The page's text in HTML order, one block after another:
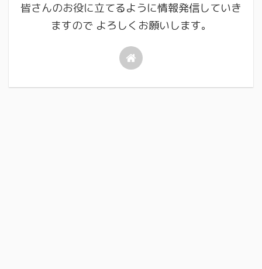
皆さんのお役に立てるように情報発信していき
ますので よろしくお願いします。